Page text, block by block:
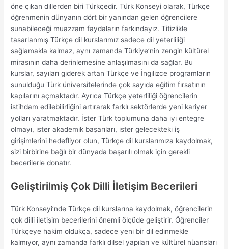
öne çıkan dillerden biri Türkçedir. Türk Konseyi olarak, Türkçe
öğrenmenin dünyanın dört bir yanından gelen öğrencilere
sunabileceği muazzam faydaların farkındayız. Titizlikle
tasarlanmış Türkçe dil kurslarımız sadece dil yeterliliği
sağlamakla kalmaz, aynı zamanda Türkiye’nin zengin kültürel
mirasının daha derinlemesine anlaşılmasını da sağlar. Bu
kurslar, sayıları giderek artan Türkçe ve İngilizce programların
sunulduğu Türk üniversitelerinde çok sayıda eğitim fırsatının
kapılarını açmaktadır. Ayrıca Türkçe yeterliliği öğrencilerin
istihdam edilebilirliğini artırarak farklı sektörlerde yeni kariyer
yolları yaratmaktadır. İster Türk toplumuna daha iyi entegre
olmayı, ister akademik başarıları, ister gelecekteki iş
girişimlerini hedefliyor olun, Türkçe dil kurslarımıza kaydolmak,
sizi birbirine bağlı bir dünyada başarılı olmak için gerekli
becerilerle donatır.
Geliştirilmiş Çok Dilli İletişim Becerileri
Türk Konseyi’nde Türkçe dil kurslarına kaydolmak, öğrencilerin
çok dilli iletişim becerilerini önemli ölçüde geliştirir. Öğrenciler
Türkçeye hakim oldukça, sadece yeni bir dil edinmekle
kalmıyor, aynı zamanda farklı dilsel yapıları ve kültürel nüansları